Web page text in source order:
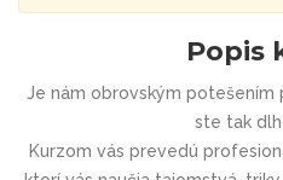
Popis
Je nám obrovským potešením
ste tak
Kurzom vás prevedú